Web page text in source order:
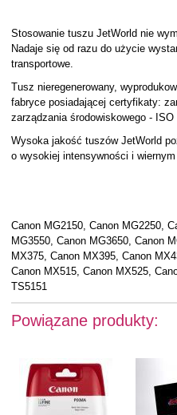
Stosowanie tuszu JetWorld nie
Nadaje się od razu do użycie
transportowe.
Tusz nieregenerowany,
fabryce posiadającej certyfikaty:
zarządzania środowiskowego - ISO
Wysoka jakość tuszów JetWorld
o wysokiej intensywności i wiernym
Canon MG2150, Canon MG2250,
MG3550, Canon MG3650, Canon
MX375, Canon MX395, Canon
Canon MX515, Canon MX525,
TS5151
Powiązane produkty: